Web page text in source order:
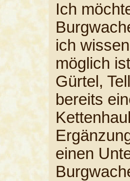
Ich
ich
möglich
Gürtel,
bereits
einen